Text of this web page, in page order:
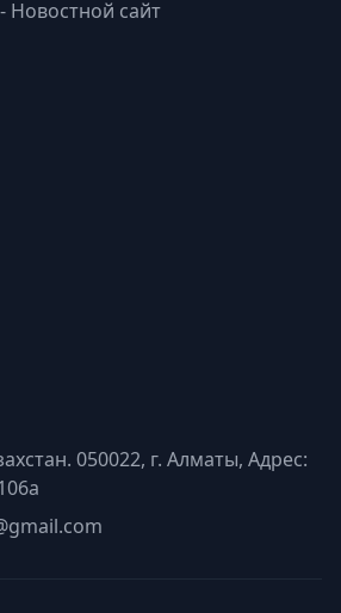
Новостной сайт
050022, г. Алматы, Адрес: